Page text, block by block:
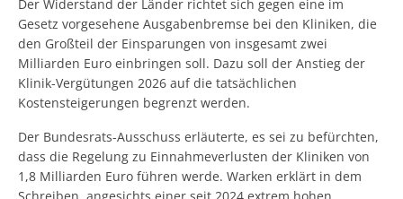
Der Widerstand der Länder richtet sich gegen eine im
Gesetz vorgesehene Ausgabenbremse bei den Kliniken, die
den Großteil der Einsparungen von insgesamt zwei
Milliarden Euro einbringen soll. Dazu soll der Anstieg der
Klinik-Vergütungen 2026 auf die tatsächlichen
Kostensteigerungen begrenzt werden.
Der Bundesrats-Ausschuss erläuterte, es sei zu befürchten,
dass die Regelung zu Einnahmeverlusten der Kliniken von
1,8 Milliarden Euro führen werde. Warken erklärt in dem
Schreiben, angesichts einer seit 2024 extrem hohen